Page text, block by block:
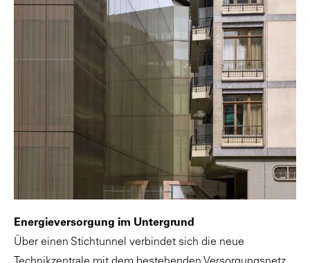
Energieversorgung im Untergrund
Über einen Stichtunnel verbindet sich die neue